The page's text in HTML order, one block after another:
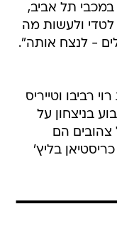
במכבי תל אביב,
לטדי ולעשות מה
- לנצח אותה".
רביבו וטייריס
בניצחון על
צהובים הם
בליץ'